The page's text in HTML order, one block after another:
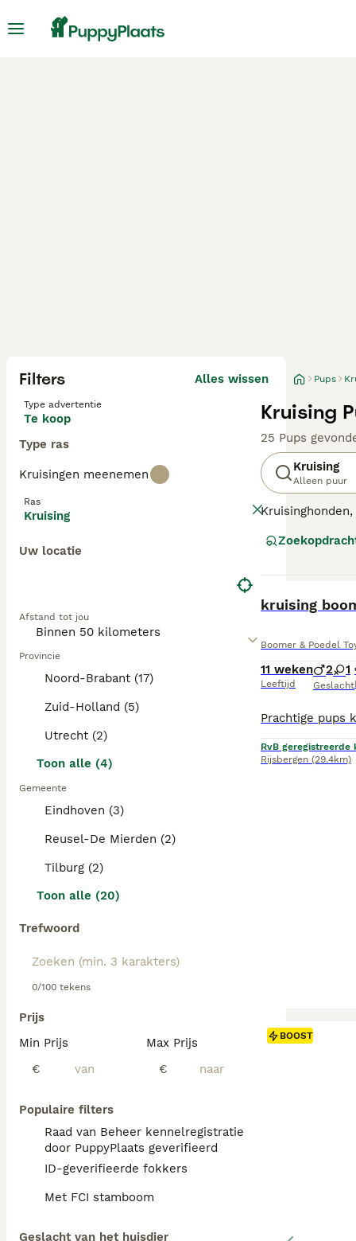
Filters Alles wissen
Type advertentie
Te koop
Type ras
Kruisingen meenemen
Ras
Kruising
Uw locatie
Afstand tot jou
Provincie
Noord-Brabant (17)
Zuid-Holland (5)
Utrecht (2)
Toon alle (4)
Gemeente
Eindhoven (3)
Reusel-De Mierden (2)
Tilburg (2)
Toon alle (20)
Trefwoord
0/100 tekens
Prijs
Min Prijs
€
Max Prijs
€
Populaire filters
Raad van Beheer kennelregistratie
door PuppyPlaats geverifieerd
ID-geverifieerde fokkers
Met FCI stamboom
Geslacht van het huisdier
Pups
Kruising
25 Pups
Kruising
Alleen puur
vertonen,
kruisinghonden
vaak
Intelligentie en
kruising
Boomer & Poedel
11 weken
Leeftijd
2 1
Geslacht
RvB geregistreerde
Rijsbergen (29.4km)
BOOST